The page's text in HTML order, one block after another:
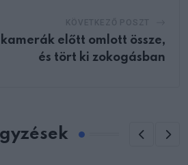
előtt omlott össze,
és tört ki zokogásban